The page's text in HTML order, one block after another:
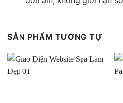
SẢN PHẨM TƯƠNG TỰ